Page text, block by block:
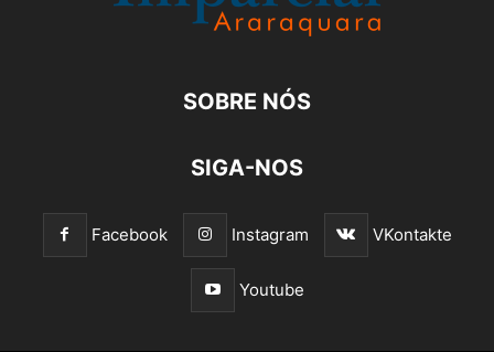
SOBRE NÓS
SIGA-NOS
Facebook Instagram VKontakte
Youtube